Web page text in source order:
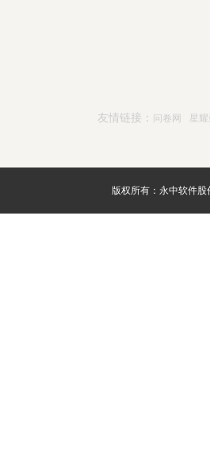
友情链接： 问卷网 星
版权所有：永中软件